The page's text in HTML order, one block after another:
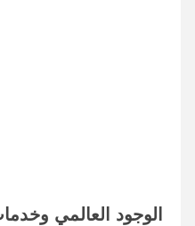
الوجود العالمي